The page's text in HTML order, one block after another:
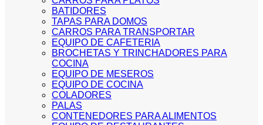
BATIDORES
TAPAS PARA DOMOS
CARROS PARA TRANSPORTAR
EQUIPO DE CAFETERIA
BROCHETAS Y TRINCHADORES PARA
COCINA
EQUIPO DE MESEROS
EQUIPO DE COCINA
COLADORES
PALAS
CONTENEDORES PARA ALIMENTOS